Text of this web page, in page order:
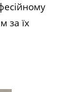
за їх